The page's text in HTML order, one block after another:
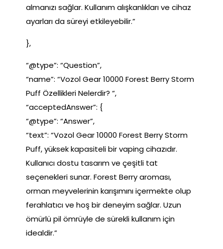
almanızı sağlar. Kullanım alışkanlıkları ve cihaz
ayarları da süreyi etkileyebilir.”
},
“@type”: “Question”,
“name”: “Vozol Gear 10000 Forest Berry Storm
Puff Özellikleri Nelerdir? “,
“acceptedAnswer”: {
“@type”: “Answer”,
“text”: “Vozol Gear 10000 Forest Berry Storm
Puff, yüksek kapasiteli bir vaping cihazıdır.
Kullanıcı dostu tasarım ve çeşitli tat
seçenekleri sunar. Forest Berry aroması,
orman meyvelerinin karışımını içermekte olup
ferahlatıcı ve hoş bir deneyim sağlar. Uzun
ömürlü pil ömrüyle de sürekli kullanım için
idealdir.”